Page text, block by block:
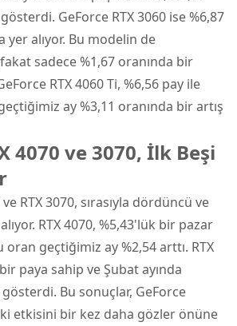
GeForce RTX 3060 ise %6,87
yer alıyor. Bu modelin de
sadece %1,67 oranında bir
RTX 4060 Ti, %6,56 pay ile
ay %3,11 oranında bir artış
4070 ve 3070, İlk Beşi
RTX 3070, sırasıyla dördüncü ve
RTX 4070, %5,43'lük bir pazar
oran geçtiğimiz ay %2,54 arttı. RTX
paya sahip ve Şubat ayında
Bu sonuçlar, GeForce
etkisini bir kez daha gözler önüne